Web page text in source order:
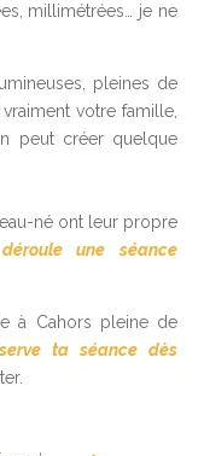
millimétrées… je ne
pleines de
votre famille,
peut créer quelque
né ont leur propre
une séance
à Cahors pleine de
ta séance dès